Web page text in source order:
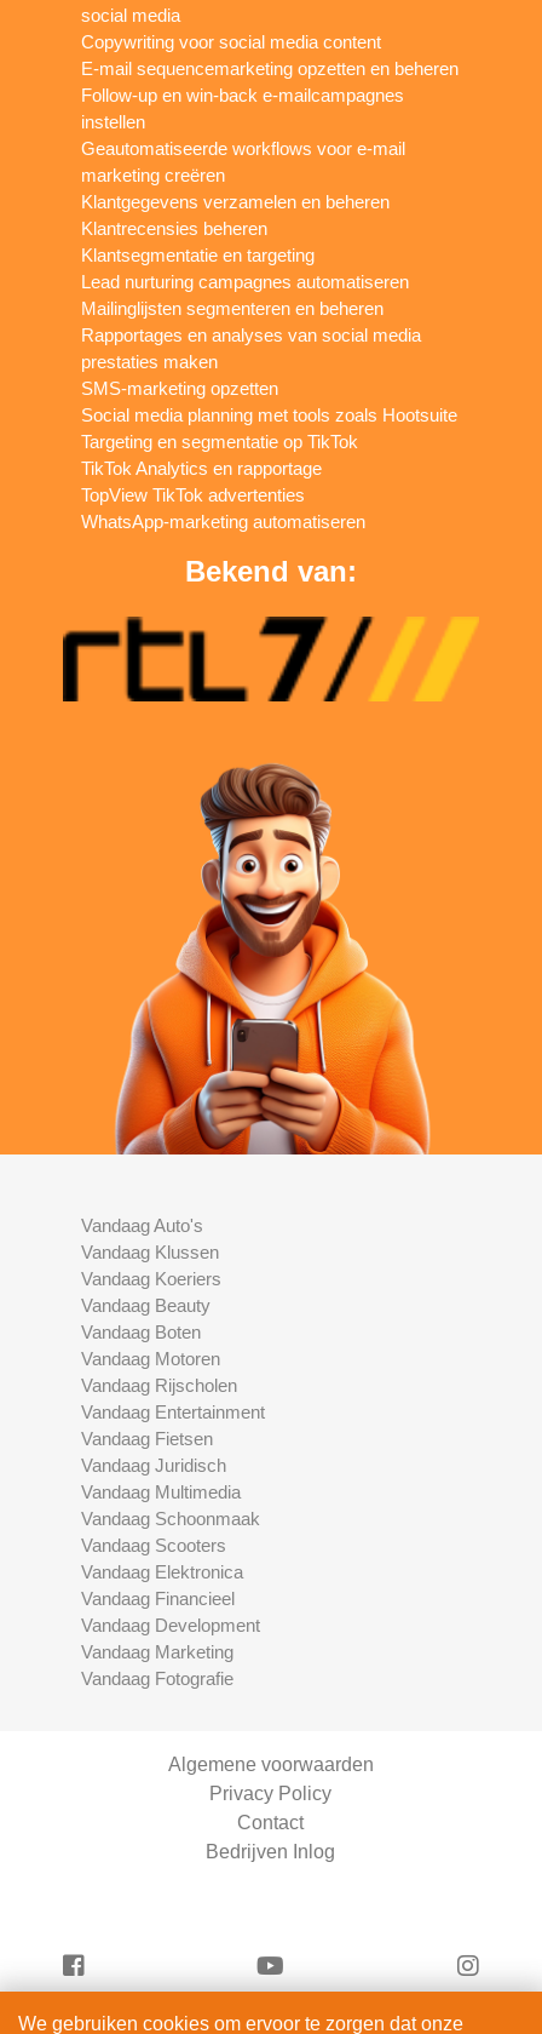
social media
Copywriting voor social media content
E-mail sequencemarketing opzetten en beheren
Follow-up en win-back e-mailcampagnes
instellen
Geautomatiseerde workflows voor e-mail
marketing creëren
Klantgegevens verzamelen en beheren
Klantrecensies beheren
Klantsegmentatie en targeting
Lead nurturing campagnes automatiseren
Mailinglijsten segmenteren en beheren
Rapportages en analyses van social media
prestaties maken
SMS-marketing opzetten
Social media planning met tools zoals Hootsuite
Targeting en segmentatie op TikTok
TikTok Analytics en rapportage
TopView TikTok advertenties
WhatsApp-marketing automatiseren
Bekend van:
Vandaag Auto's
Vandaag Klussen
Vandaag Koeriers
Vandaag Beauty
Vandaag Boten
Vandaag Motoren
Vandaag Rijscholen
Vandaag Entertainment
Vandaag Fietsen
Vandaag Juridisch
Vandaag Multimedia
Vandaag Schoonmaak
Vandaag Scooters
Vandaag Elektronica
Vandaag Financieel
Vandaag Development
Vandaag Marketing
Vandaag Fotografie
Algemene voorwaarden
Privacy Policy
Contact
Bedrijven Inlog
We gebruiken cookies om ervoor te zorgen dat onze